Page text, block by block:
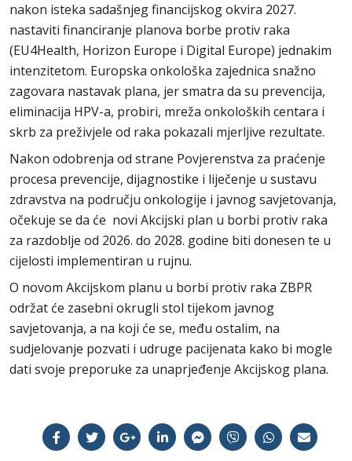
nakon isteka sadašnjeg financijskog okvira 2027.
nastaviti financiranje planova borbe protiv raka
(EU4Health, Horizon Europe i Digital Europe) jednakim
intenzitetom. Europska onkološka zajednica snažno
zagovara nastavak plana, jer smatra da su prevencija,
eliminacija HPV-a, probiri, mreža onkoloških centara i
skrb za preživjele od raka pokazali mjerljive rezultate.
Nakon odobrenja od strane Povjerenstva za praćenje
procesa prevencije, dijagnostike i liječenje u sustavu
zdravstva na području onkologije i javnog savjetovanja,
očekuje se da će novi Akcijski plan u borbi protiv raka
za razdoblje od 2026. do 2028. godine biti donesen te u
cijelosti implementiran u rujnu.
O novom Akcijskom planu u borbi protiv raka ZBPR
održat će zasebni okrugli stol tijekom javnog
savjetovanja, a na koji će se, među ostalim, na
sudjelovanje pozvati i udruge pacijenata kako bi mogle
dati svoje preporuke za unaprjeđenje Akcijskog plana.